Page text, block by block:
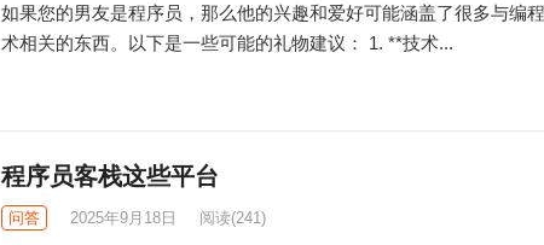
如果您的男友是程序员，那么他的兴趣和爱好可能涵盖了很多与编
术相关的东西。以下是一些可能的礼物建议： 1. **技术...
程序员客栈这些平台
问答 2025年9月18日 阅读(241)